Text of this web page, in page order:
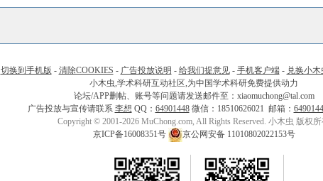
切换到手机版 - 清除COOKIES - 广告投放说明 - 给我们提意见- 手机客户端- 兑换小木
小木虫,学术科研互动社区,为中国学术科研免费提供动力
论坛/APP删帖、账号等问题请发送邮件至：xiaomuchong@tal.com
广告投放与宣传请联系 李想 QQ： 64901448微信：18510626021 邮箱：
Copyright © 2001-2026 MuChong.com, All Rights Reserved. 小木虫 版权
京ICP备16008351号
京公网安备 11010802022153号